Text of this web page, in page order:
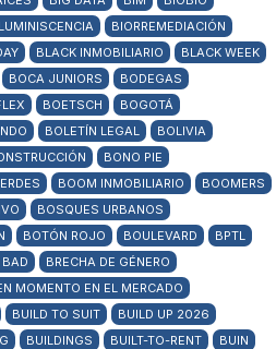
BIORREMEDIACIÓN
BLACK INMOBILIARIO
BLACK WEEK
BOCA JUNIORS
BODEGAS
BOETSCH
BOGOTÁ
BOLETÍN LEGAL
BOLIVIA
BONO PIE
BOOM INMOBILIARIO
BOOMERS
BOSQUES URBANOS
BOTÓN ROJO BOULEVARD
BPTL
BAD
BRECHA DE GÉNERO
MOMENTO EN EL MERCADO
BUILD TO SUIT
BUILD UP 2026
BUILDINGS BUILT-TO-RENT BUIN